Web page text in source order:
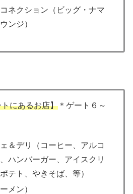
ネクション（ビッグ・ナマ
ンジ）
にあるお店】 ＊ゲート６～
＆デリ（コーヒー、アルコ
ハンバーガー、アイスクリ
テト、やきそば、等）
メン）